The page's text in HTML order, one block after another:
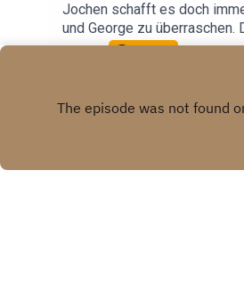
Jochen schafft es doch
und George zu überraschen.
Lebensgeschichte, und zwar